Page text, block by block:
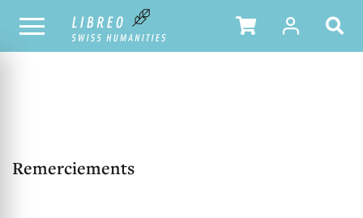
NOTRE CATALOGUE TABLE DES MATIÈRES
Remerciements